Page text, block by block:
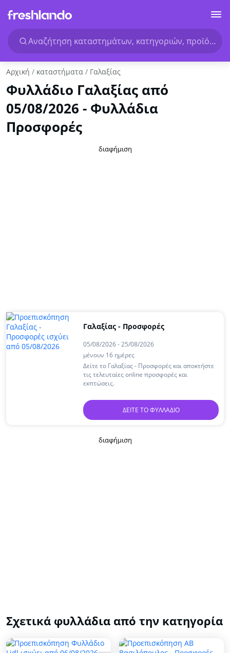
Αναζήτηση καταστημάτων, κατηγοριών,
Αρχική καταστήματα Γαλαξίας
Φυλλάδιο Γαλαξίας από
05/08/2026 - Φυλλάδια
Προσφορές
διαφήμιση
Γαλαξίας - Προσφορές
05/08/2026 - 25/08/2026
μένουν 16 ημέρες
Δείτε το Γαλαξίας - Προσφορές και αποκτήστε
τις τελευταίες online προσφορές και
εκπτώσεις.
ΔΕΊΤΕ ΤΟ ΦΥΛΛΆΔΙΟ
διαφήμιση
Σχετικά φυλλάδια από την κατηγορία